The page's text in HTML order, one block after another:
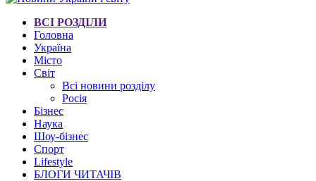
ВСІ РОЗДІЛИ
Головна
Україна
Місто
Світ
Всі новини розділу
Росія
Бізнес
Наука
Шоу-бізнес
Спорт
Lifestyle
БЛОГИ ЧИТАЧІВ